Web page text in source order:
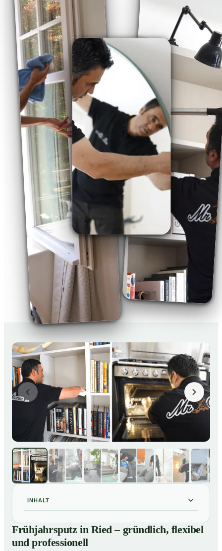
INHALT
01 Frühjahrsputz in Ried – gründlich, flexibel und
professionell
Frühjahrsputz in Ried – gründlich, flexibel
und professionell